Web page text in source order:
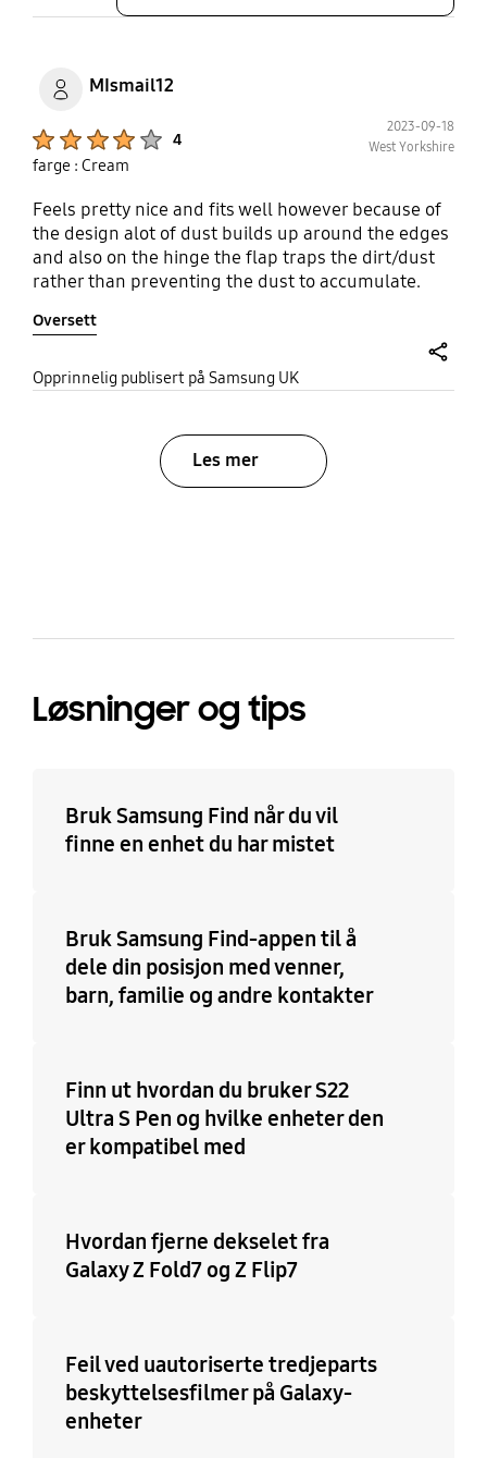
MIsmail12
4
2023-09-18
West Yorkshire
farge : Cream
Feels pretty nice and fits well however because of
the design alot of dust builds up around the edges
and also on the hinge the flap traps the dirt/dust
rather than preventing the dust to accumulate.
dust stick and build up. Another real problem i
have noticed is wheen i try to flip open my flip 5 the
leather flap on the hinge gets caught and prevents
defected product but it gets really annoying and i
feel like its already wearing down the case. Besdies
Oversett
Opprinnelig publisert på Samsung UK
Les mer
Løsninger og tips
Bruk Samsung Find når du vil
finne en enhet du har mistet
Bruk Samsung Find-appen til å
dele din posisjon med venner,
barn, familie og andre kontakter
Finn ut hvordan du bruker S22
Ultra S Pen og hvilke enheter den
er kompatibel med
Hvordan fjerne dekselet fra
Galaxy Z Fold7 og Z Flip7
Feil ved uautoriserte tredjeparts
beskyttelsesfilmer på Galaxy-
enheter